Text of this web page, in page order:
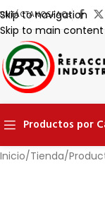
Skip to navigation
Skip to main content
FAQs
Productos por
Inicio Tienda